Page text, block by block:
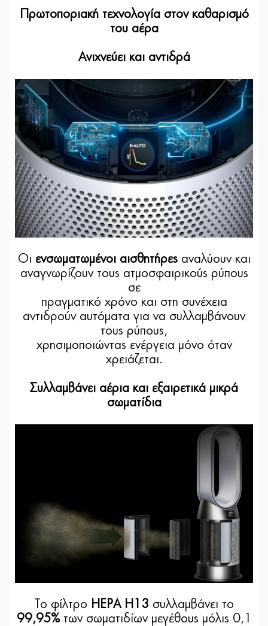
Πρωτοποριακή τεχνολογία στον καθαρισμό
του αέρα
Ανιχνεύει και αντιδρά
Οι ενσωματωμένοι αισθητήρεςαναλύουν και
αναγνωρίζουν τους ατμοσφαιρικούς ρύπους
σε
πραγματικό χρόνο και στη συνέχεια
αντιδρούν αυτόματα για να συλλαμβάνουν
τους ρύπους,
χρησιμοποιώντας ενέργεια μόνο όταν
χρειάζεται.
Συλλαμβάνει αέρια και εξαιρετικά μικρά
σωματίδια
Το φίλτρο HEPA H13 συλλαμβάνει το
99,95%των σωματιδίων μεγέθους μόλις 0,1